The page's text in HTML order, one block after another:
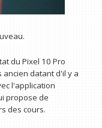
du Pixel 10 Pro
datant d'il y a
l'application
propose de
des cours.